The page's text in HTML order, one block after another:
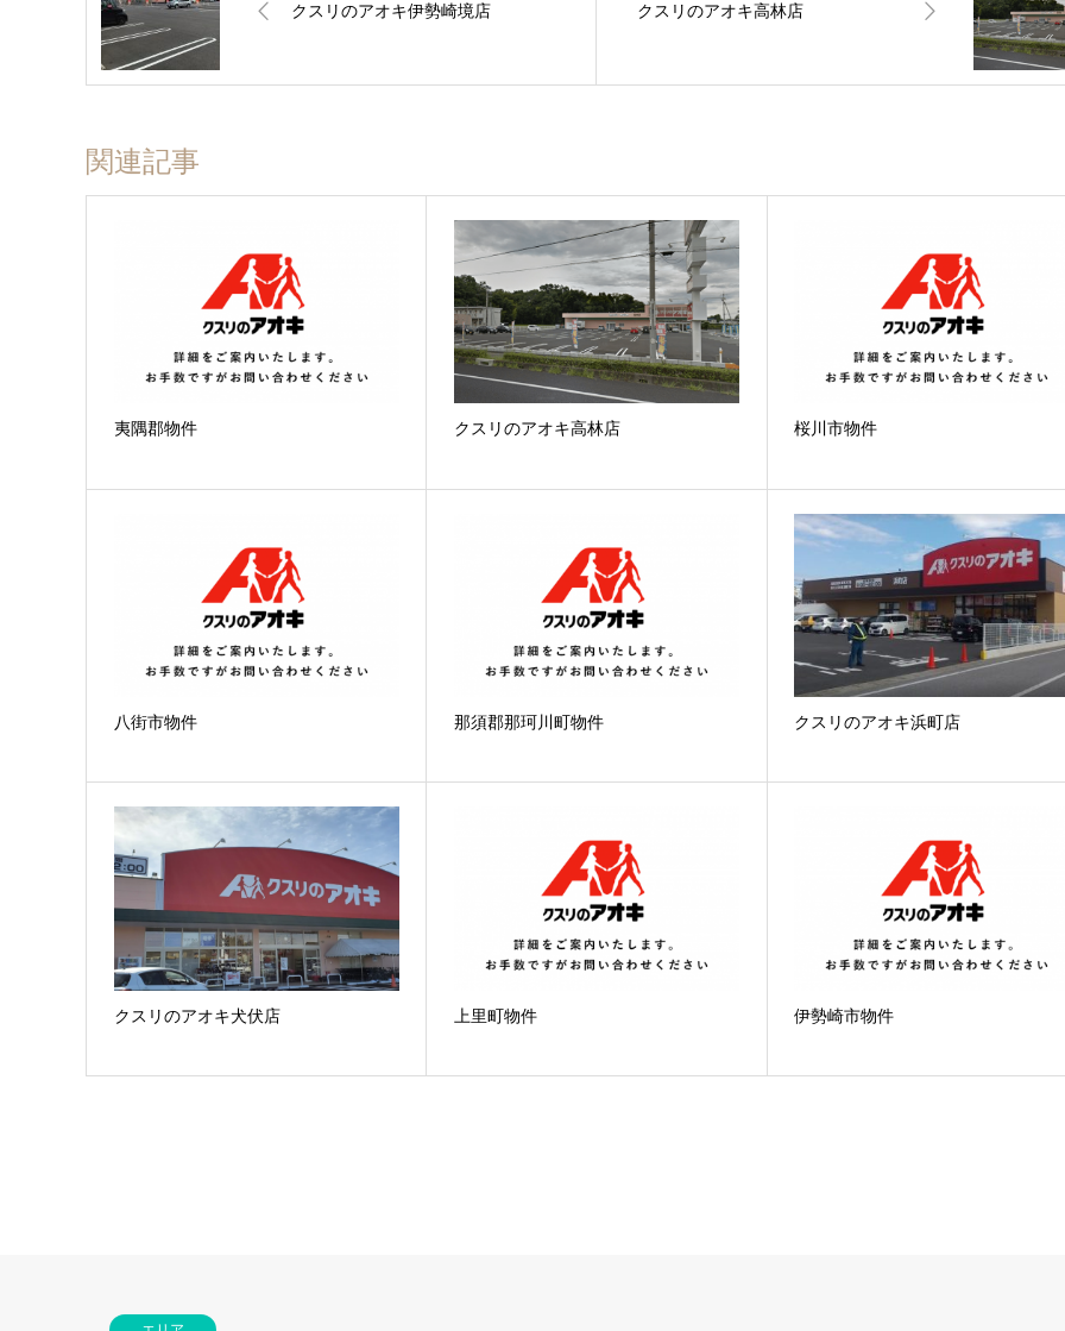
クスリのアオキ伊勢崎境店 クスリのアオキ高林店
関連記事
夷隅郡物件 クスリのアオキ高林店 桜川市物件
八街市物件 那須郡那珂川町物件 クスリのアオキ浜町店
クスリのアオキ犬伏店 上里町物件 伊勢崎市物件